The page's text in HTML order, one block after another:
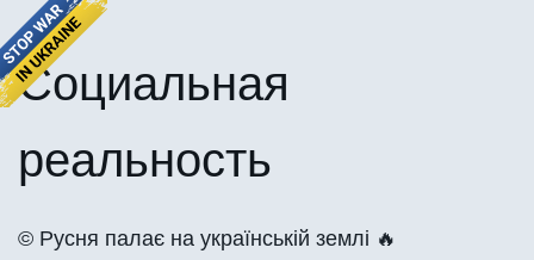
Социальная
реальность
©️ Русня палає на українській землі 🔥